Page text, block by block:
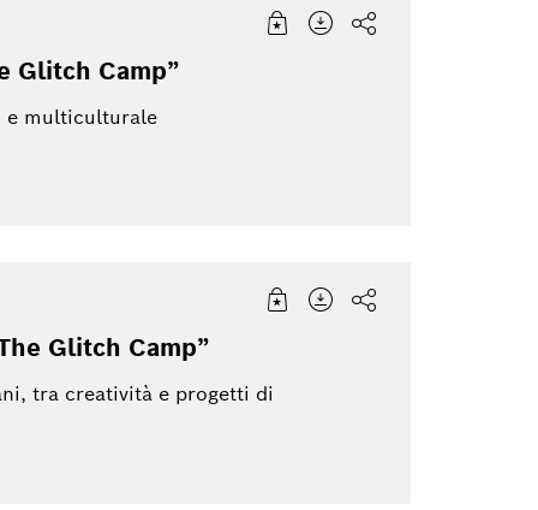
Glitch Camp”
e multiculturale
Glitch Camp”
tra creatività e progetti di